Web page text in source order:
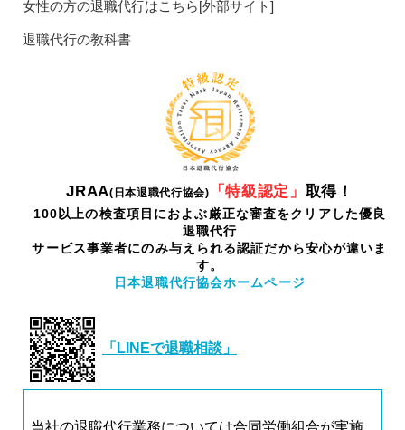
女性の方の退職代行はこちら[外部サイト]
退職代行の教科書
JRAA(日本退職代行協会) 「特級認定」 取得！
100以上の検査項目におよぶ厳正な審査をクリアした優良
退職代行
サービス事業者にのみ与えられる認証だから安心が違いま
す。
日本退職代行協会ホームページ
「LINEで退職相談」
当社の退職代行業務については合同労働組合が実施